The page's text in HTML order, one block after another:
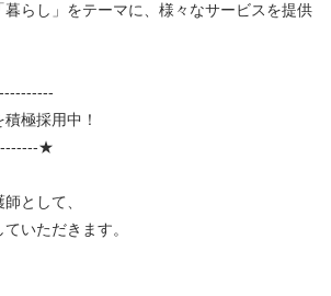
らし」をテーマに、様々なサービスを提供
極採用中！
★
として、
いただきます。